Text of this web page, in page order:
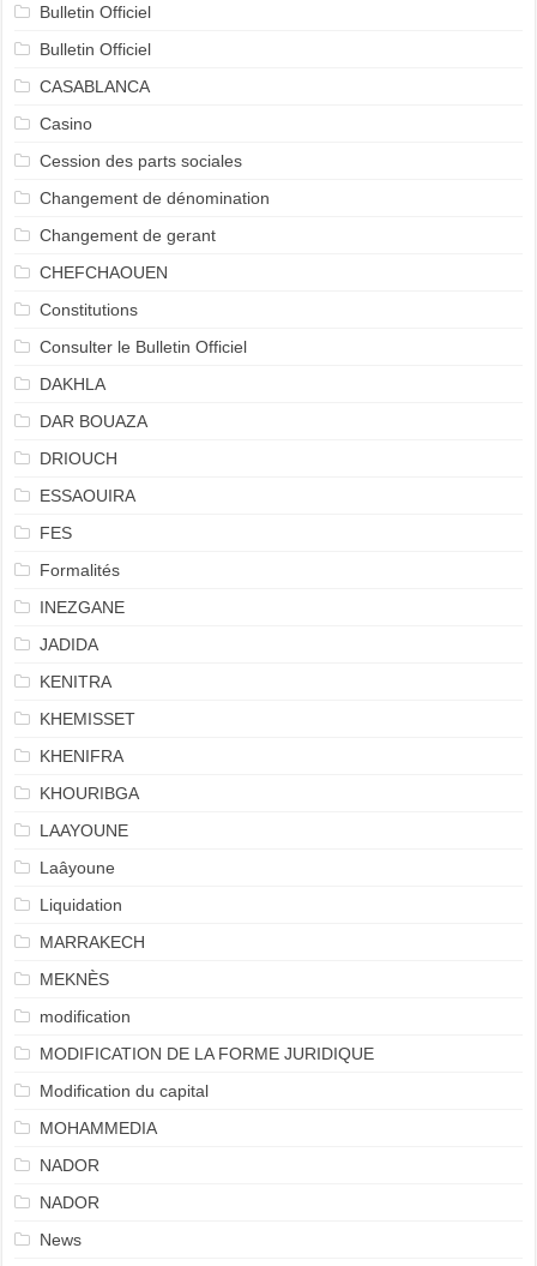
Bulletin Officiel
Bulletin Officiel
CASABLANCA
Casino
Cession des parts sociales
Changement de dénomination
Changement de gerant
CHEFCHAOUEN
Constitutions
Consulter le Bulletin Officiel
DAKHLA
DAR BOUAZA
DRIOUCH
ESSAOUIRA
FES
Formalités
INEZGANE
JADIDA
KENITRA
KHEMISSET
KHENIFRA
KHOURIBGA
LAAYOUNE
Laâyoune
Liquidation
MARRAKECH
MEKNÈS
modification
MODIFICATION DE LA FORME JURIDIQUE
Modification du capital
MOHAMMEDIA
NADOR
NADOR
News